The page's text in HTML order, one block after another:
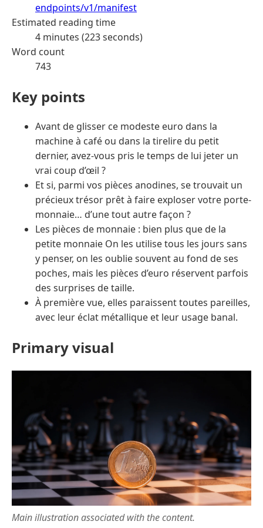
endpoints/v1/manifest
Estimated reading time
4 minutes (223 seconds)
Word count
743
Key points
Avant de glisser ce modeste euro dans la
machine à café ou dans la tirelire du petit
dernier, avez-vous pris le temps de lui jeter un
vrai coup d’œil ?
Et si, parmi vos pièces anodines, se trouvait un
précieux trésor prêt à faire exploser votre porte-
monnaie… d’une tout autre façon ?
Les pièces de monnaie : bien plus que de la
petite monnaie On les utilise tous les jours sans
y penser, on les oublie souvent au fond de ses
poches, mais les pièces d’euro réservent parfois
des surprises de taille.
À première vue, elles paraissent toutes pareilles,
avec leur éclat métallique et leur usage banal.
Primary visual
Main illustration associated with the content.